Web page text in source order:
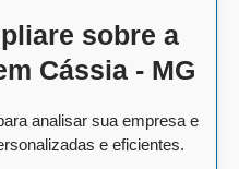
sobre a
Cássia - MG
analisar sua empresa e
e eficientes.